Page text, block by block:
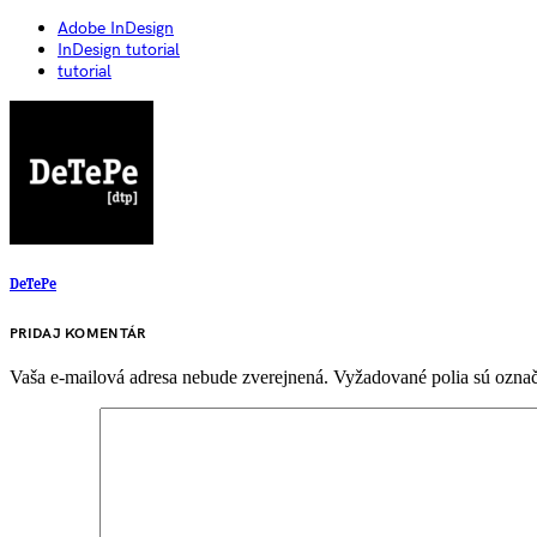
Adobe InDesign
InDesign tutorial
tutorial
DeTePe
PRIDAJ KOMENTÁR
Vaša e-mailová adresa nebude zverejnená. Vyžadované polia sú